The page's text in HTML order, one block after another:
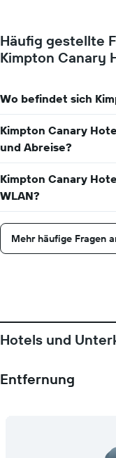
die
den
durchschnittlichen
ändert,
je
näher
Aufenthaltsdatum
Diagramm
hat
1
X-
Achse,
die
die
der
Tage
Das
Diagramm
Y-
Häufig gestellte
Kimpton Canary
Wo befindet sich
Kimpton Canary
und Abreise?
Kimpton Canary
WLAN?
Mehr häufige Fragen
Hotels und
Entfernung